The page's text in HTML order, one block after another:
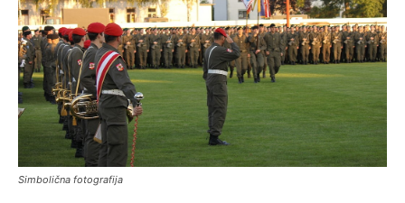
Simbolična fotografija